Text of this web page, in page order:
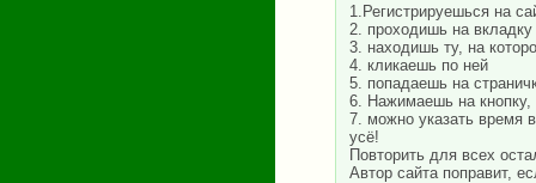
1.Регистрируешься на
2. проходишь на
3. находишь ту, на
4. кликаешь по ней
5. попадаешь на
6. Нажимаешь на
7. можно указать время
усё!
Повторить для всех
Автор сайта поправит,